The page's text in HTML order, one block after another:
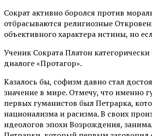
Сократ активно боролся против
отбрасываются религиозные
объективного характера истины, но
Ученик Сократа Платон
диалоге «Протагор».
Казалось бы, софизм давно стал
значение в мире. Отмечу, что именно
первых гуманистов был Петрарка,
национализма и расизма. В своих
идеологов эпохи Возрождения,